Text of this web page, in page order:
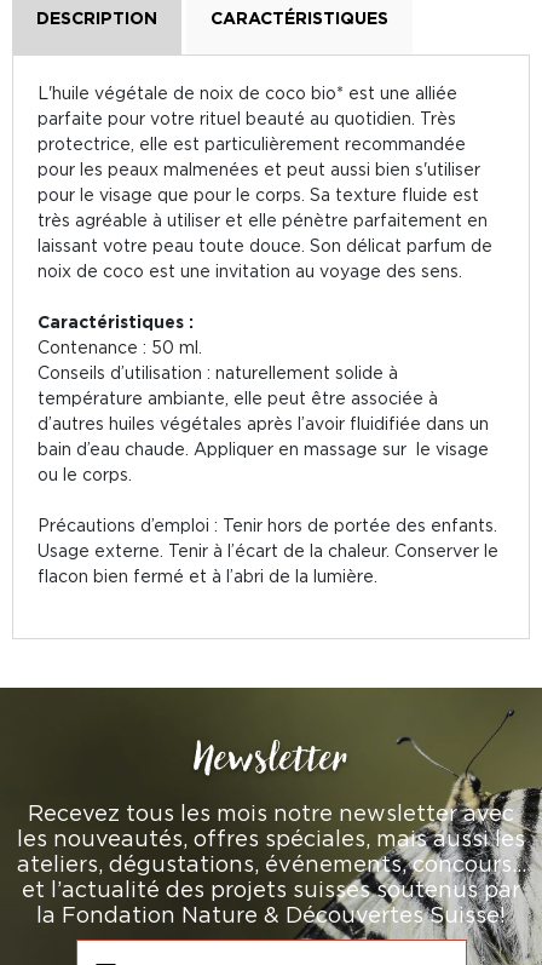
DESCRIPTION CARACTÉRISTIQUES
L'huile végétale de noix de coco bio* est une alliée
parfaite pour votre rituel beauté au quotidien. Très
protectrice, elle est particulièrement recommandée
pour les peaux malmenées et peut aussi bien s'utiliser
pour le visage que pour le corps. Sa texture fluide est
très agréable à utiliser et elle pénètre parfaitement en
laissant votre peau toute douce. Son délicat parfum de
noix de coco est une invitation au voyage des sens.
Caractéristiques :
Contenance : 50 ml.
Conseils d’utilisation : naturellement solide à
température ambiante, elle peut être associée à
d’autres huiles végétales après l’avoir fluidifiée dans un
bain d’eau chaude. Appliquer en massage sur le visage
ou le corps.
Précautions d’emploi : Tenir hors de portée des enfants.
Usage externe. Tenir à l’écart de la chaleur. Conserver le
flacon bien fermé et à l’abri de la lumière.
Newsletter
Recevez tous les mois notre newsletter avec
les nouveautés, offres spéciales, mais aussi les
ateliers, dégustations, événements, concours…
et l’actualité des projets suisses soutenus par
la Fondation Nature & Découvertes Suisse!